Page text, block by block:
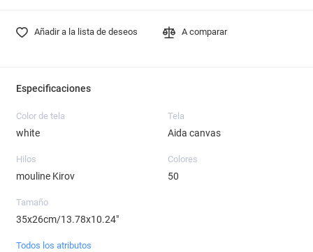
Añadir a la lista de deseos A comparar
Especificaciones
Color de tela
white
Tela
Aida canvas
Hilos
mouline Kirov
Colores
50
Tamaño
35x26cm/13.78x10.24"
Todos los atributos